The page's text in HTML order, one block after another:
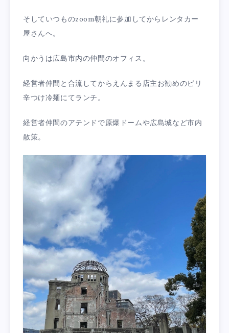
そしていつものzoom朝礼に参加してからレンタカー
屋さんへ。
向かうは広島市内の仲間のオフィス。
経営者仲間と合流してからえんまる店主お勧めのピリ
辛つけ冷麺にてランチ。
経営者仲間のアテンドで原爆ドームや広島城など市内
散策。